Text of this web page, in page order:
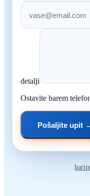
detalji
Ostavite barem
Pošaljite upit